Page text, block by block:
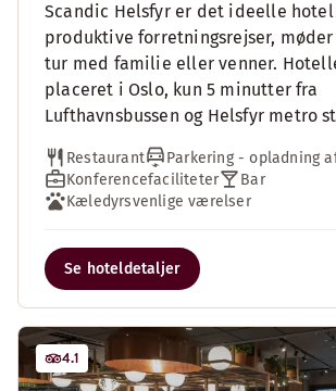
Scandic Helsfyr er det ideelle
produktive forretningsrejser,
tur med familie eller venner.
placeret i Oslo, kun 5 minutter fra
Lufthavnsbussen og Helsfyr metro
Restaurant
Parkering - opladning
Konferencefaciliteter
Bar
Kæledyrsvenlige værelser
Se hoteldetaljer
4.1